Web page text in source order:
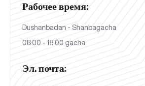
Рабочее время:
Dushanbadan - Shanbagacha
08:00 - 18:00 gacha
Эл. почта: